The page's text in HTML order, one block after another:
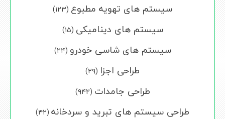
سیستم های تهویه مطبوع (۱۲۳)
سیستم های دینامیکی (۱۵)
سیستم های شاسی خودرو (۲۴)
طراحی اجزا (۲۹)
طراحی جامدات (۹۴۲)
طراحی سیستم های تبرید و سردخانه (۴۲)